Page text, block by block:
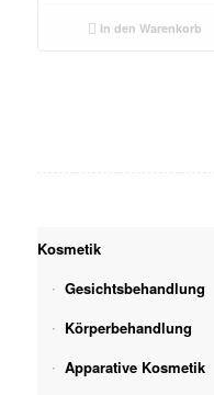
In den Warenkorb
Kosmetik
Gesichtsbehandlung
Körperbehandlung
Apparative Kosmetik